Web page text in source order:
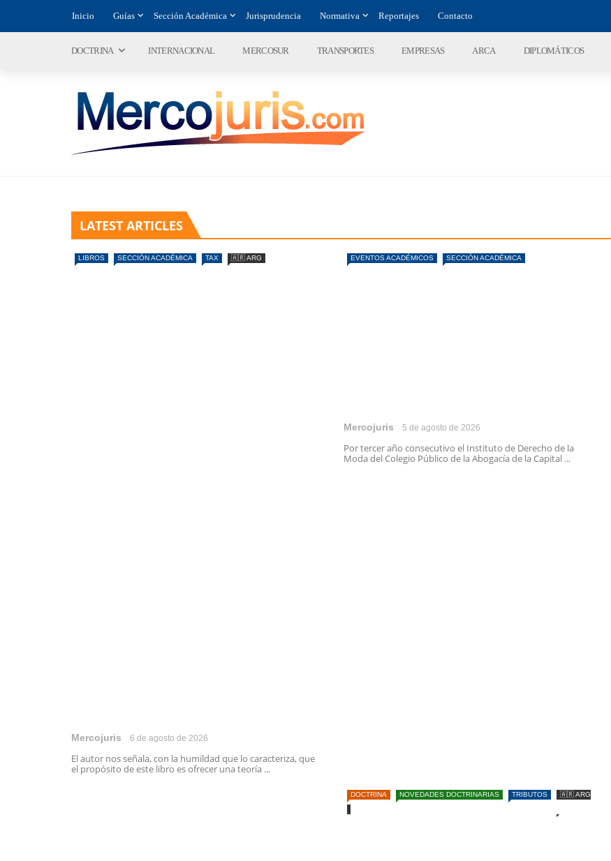
Inicio Guías Sección Académica Jurisprudencia Normativa Reportajes Contacto
DOCTRINA INTERNACIONAL MERCOSUR TRANSPORTES EMPRESAS ARCA DIPLOMÁTICOS
LATEST ARTICLES
LIBROS SECCIÓN ACADÉMICA TAX 🇦🇷 ARG
Mercojuris 6 de agosto de 2026
El autor nos señala, con la humildad que lo caracteriza, que
el propósito de este libro es ofrecer una teoría ...
EVENTOS ACADÉMICOS SECCIÓN ACADÉMICA
Mercojuris 5 de agosto de 2026
Por tercer año consecutivo el Instituto de Derecho de la
Moda del Colegio Público de la Abogacía de la Capital ...
DOCTRINA NOVEDADES DOCTRINARIAS TRIBUTOS 🇦🇷 ARG